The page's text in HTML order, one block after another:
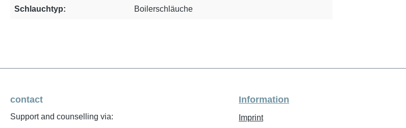
Schlauchtyp: Boilerschläuche
contact
Support and counselling via:
Information
Imprint